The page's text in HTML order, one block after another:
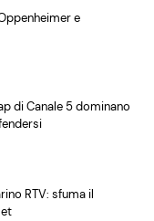
e
di Canale 5 dominano
RTV: sfuma il